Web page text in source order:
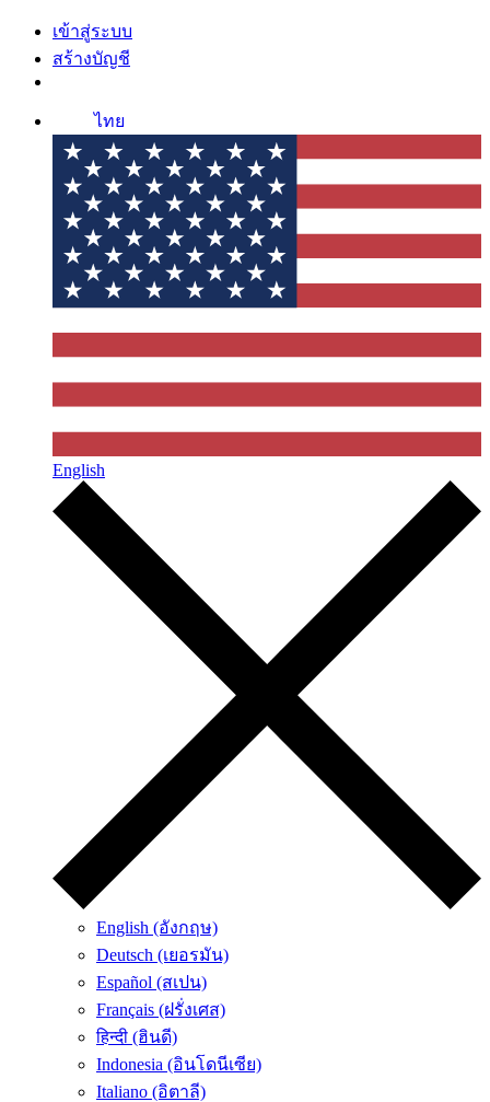
เข้าสู่ระบบ
สร้างบัญชี
ไทย
English
English (อังกฤษ)
Deutsch (เยอรมัน)
Español (สเปน)
Français (ฝรั่งเศส)
हिन्दी (ฮินดี)
Indonesia (อินโดนีเซีย)
Italiano (อิตาลี)